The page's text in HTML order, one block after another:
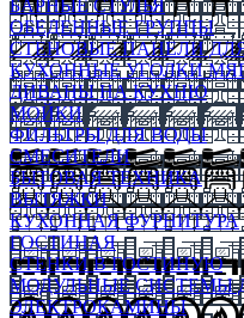
БАРНЫЕ СТУЛЬЯ
ОБЕДЕННЫЕ ГРУППЫ
СТЕНОВЫЕ ПАНЕЛИ
КУХОННЫЕ УГОЛКИ
ДИВАНЫ НА КУХНЮ
МОЙКИ
ФИЛЬТРЫ ДЛЯ ВОДЫ
СМЕСИТЕЛИ
БЫТОВАЯ ТЕХНИКА
ВЫТЯЖКИ
КУХОННАЯ ФУРНИТУРА
ГОСТИНАЯ
СТЕНКИ В ГОСТИНУЮ
МОДУЛЬНЫЕ СИСТЕМЫ
ЭЛЕКТРОКАМИНЫ